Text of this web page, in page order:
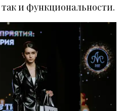
и функциональности.